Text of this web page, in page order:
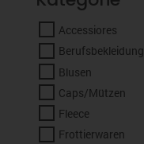
Accessiores
Berufsbekleidung
Blusen
Caps/Mützen
Fleece
Frottierwaren